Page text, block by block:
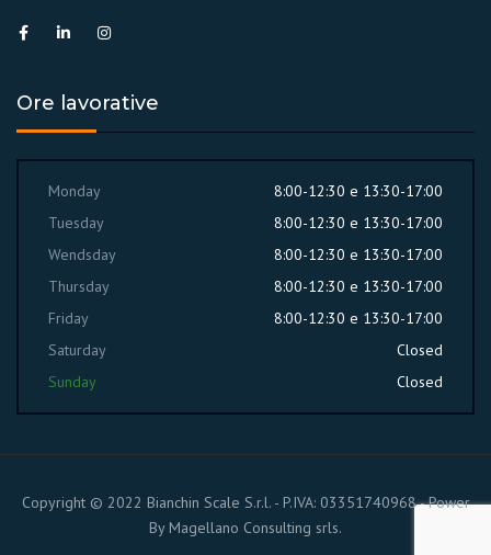
Ore lavorative
Monday
8:00-12:30 e 13:30-17:00
Tuesday
8:00-12:30 e 13:30-17:00
Wendsday
8:00-12:30 e 13:30-17:00
Thursday
8:00-12:30 e 13:30-17:00
Friday
8:00-12:30 e 13:30-17:00
Saturday
Closed
Sunday
Closed
Copyright © 2022 Bianchin Scale S.r.l. - P.IVA: 03351740968 - Power
ByMagellano Consulting srls.